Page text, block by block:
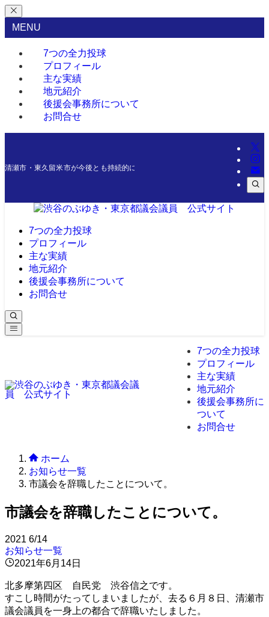
MENU
7つの全力投球
プロフィール
主な実績
地元紹介
後援会事務所について
お問合せ
清瀬市・東久留米市が今後とも持続的に発展できるよう、微力ながら今後一層
7つの全力投球
プロフィール
主な実績
地元紹介
後援会事務所について
お問合せ
7つの全力投球
プロフィール
主な実績
地元紹介
後援会事務所に
ついて
お問合せ
ホーム
お知らせ一覧
市議会を辞職したことについて。
市議会を辞職したことについて。
2021 6/14
お知らせ一覧
2021年6月14日
北多摩第四区 自民党 渋谷信之です。
すこし時間がたってしまいましたが、去る６月８日、清瀬市
議会議員を一身上の都合で辞職いたしました。